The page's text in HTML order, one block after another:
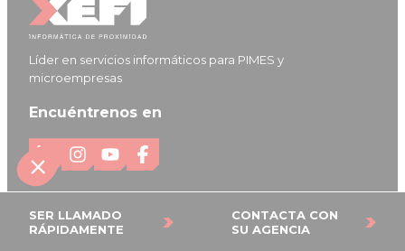
SER LLAMADO
RÁPIDAMENTE
CONTACTA CON
SU AGENCIA
Líder en servicios informáticos para PIMES y
microempresas
Encuéntrenos en
L
i
n
k
I
s
t
Y
u
T
F
Nuestras soluciones